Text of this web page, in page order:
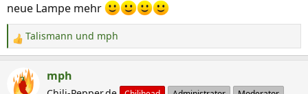
neue Lampe mehr
R
e
a
k
Talismann und mph
mph